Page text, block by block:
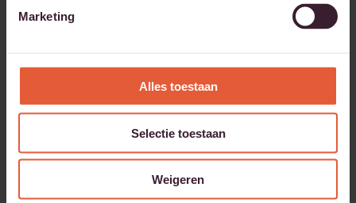
Marketing
Alles toestaan
Selectie toestaan
Weigeren